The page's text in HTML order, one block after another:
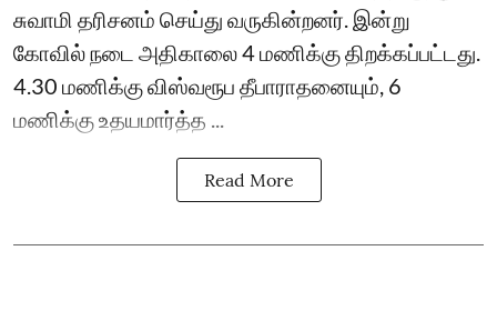
சுவாமி தரிசனம் செய்து வருகின்றனர். இன்று
கோவில் நடை அதிகாலை 4 மணிக்கு திறக்கப்பட்டது.
4.30 மணிக்கு விஸ்வரூப தீபாராதனையும், 6
மணிக்கு உதயமார்த்த ...
Read More